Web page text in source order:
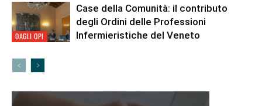
DAGLI OPI
Case della Comunità: il contributo
degli Ordini delle Professioni
Infermieristiche del Veneto